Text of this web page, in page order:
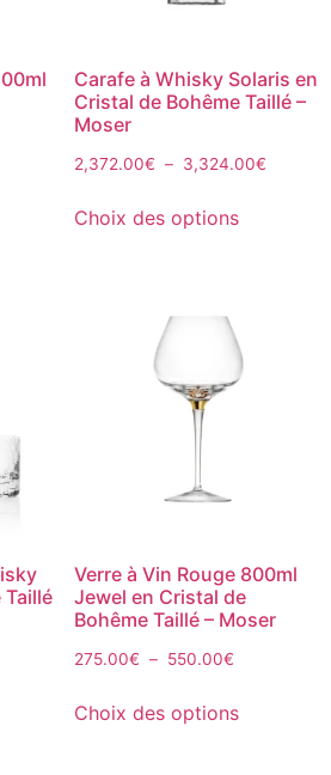
Carafe à Whisky Solaris en
Cristal de Bohême Taillé –
Moser
2,372.00€ – 3,324.00€
Choix des options
Taillé
Verre à Vin Rouge 800ml
Jewel en Cristal de
Bohême Taillé – Moser
275.00€ – 550.00€
Choix des options